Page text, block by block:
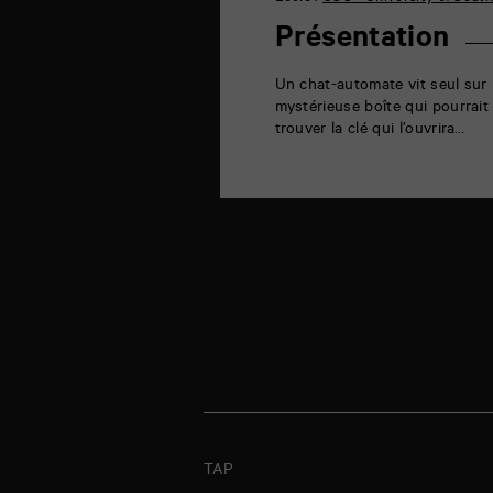
Présentation
Un chat-automate vit seul
mystérieuse boîte qui
trouver la clé qui l’ouvrira…
TAP